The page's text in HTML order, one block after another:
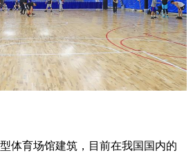
体育场馆建筑，目前在我国国内的